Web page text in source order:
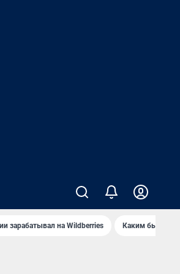
зарабатывал на Wildberries Каким было